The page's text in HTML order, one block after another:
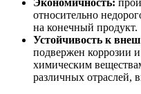
Экономичность:
относительно
на конечный продукт.
Устойчивость к
подвержен коррозии
химическим
различных отраслей,